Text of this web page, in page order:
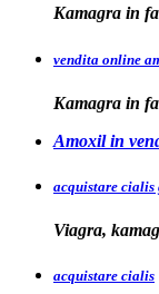
Kamagra in
vendita online
Kamagra in
Amoxil in
acquistare cialis
Viagra,
acquistare cialis